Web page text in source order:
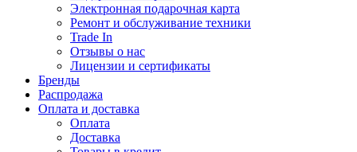
Электронная подарочная карта
Ремонт и обслуживание техники
Trade In
Отзывы о нас
Лицензии и сертификаты
Бренды
Распродажа
Оплата и доставка
Оплата
Доставка